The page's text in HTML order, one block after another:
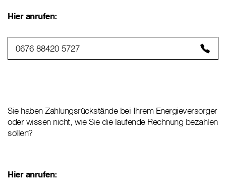
Hier anrufen:
0676 88420 5727
Sie haben Zahlungsrückstände bei Ihrem Energieversorger
oder wissen nicht, wie Sie die laufende Rechnung bezahlen
sollen?
Hier anrufen: